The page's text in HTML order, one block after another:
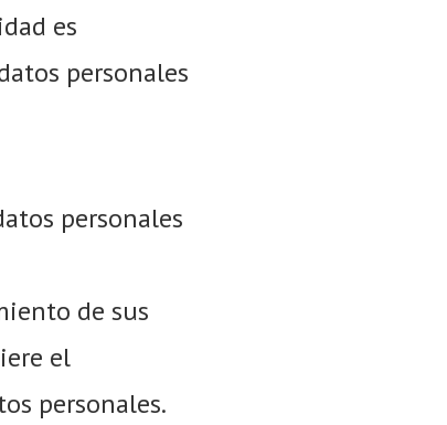
es
personales
personales
de sus
el
personales.